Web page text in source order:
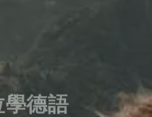
德語